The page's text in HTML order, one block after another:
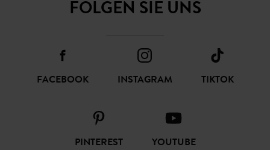
FOLGEN SIE UNS
FACEBOOK INSTAGRAM TIKTOK
PINTEREST YOUTUBE